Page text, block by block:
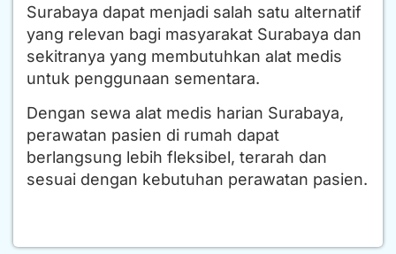
Surabaya dapat menjadi salah satu alternatif
yang relevan bagi masyarakat Surabaya dan
sekitranya yang membutuhkan alat medis
untuk penggunaan sementara.
Dengan sewa alat medis harian Surabaya,
perawatan pasien di rumah dapat
berlangsung lebih fleksibel, terarah dan
sesuai dengan kebutuhan perawatan pasien.